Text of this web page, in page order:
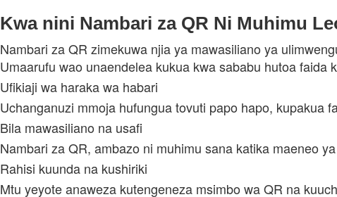
Kwa nini Nambari za QR Ni Muhimu
Nambari za QR zimekuwa njia ya mawasiliano ya
Umaarufu wao unaendelea kukua kwa sababu hutoa faida
Ufikiaji wa haraka wa habari
Uchanganuzi mmoja hufungua tovuti papo hapo, kupakua
Bila mawasiliano na usafi
Nambari za QR, ambazo ni muhimu sana katika maeneo
Rahisi kuunda na kushiriki
Mtu yeyote anaweza kutengeneza msimbo wa QR na